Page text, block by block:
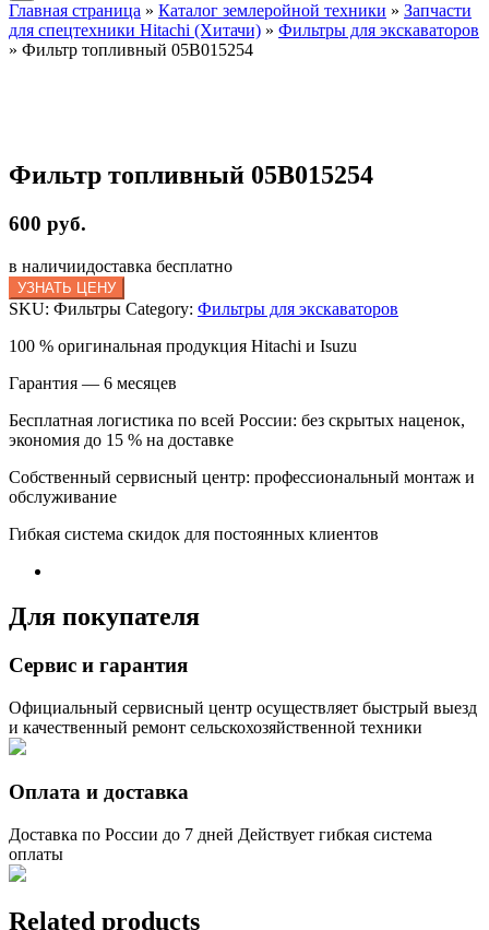
Главная страница » Каталог землеройной техники » Запчасти
для спецтехники Hitachi (Хитачи) » Фильтры для экскаваторов
» Фильтр топливный 05B015254
Фильтр топливный 05B015254
600 руб.
в наличиидоставка бесплатно
УЗНАТЬ ЦЕНУ
SKU: Фильтры Category: Фильтры для экскаваторов
100 % оригинальная продукция Hitachi и Isuzu
Гарантия — 6 месяцев
Бесплатная логистика по всей России: без скрытых наценок,
экономия до 15 % на доставке
Собственный сервисный центр: профессиональный монтаж и
обслуживание
Гибкая система скидок для постоянных клиентов
Для покупателя
Сервис и гарантия
Официальный сервисный центр осуществляет быстрый выезд
и качественный ремонт сельскохозяйственной техники
Оплата и доставка
Доставка по России до 7 дней Действует гибкая система
оплаты
Related products